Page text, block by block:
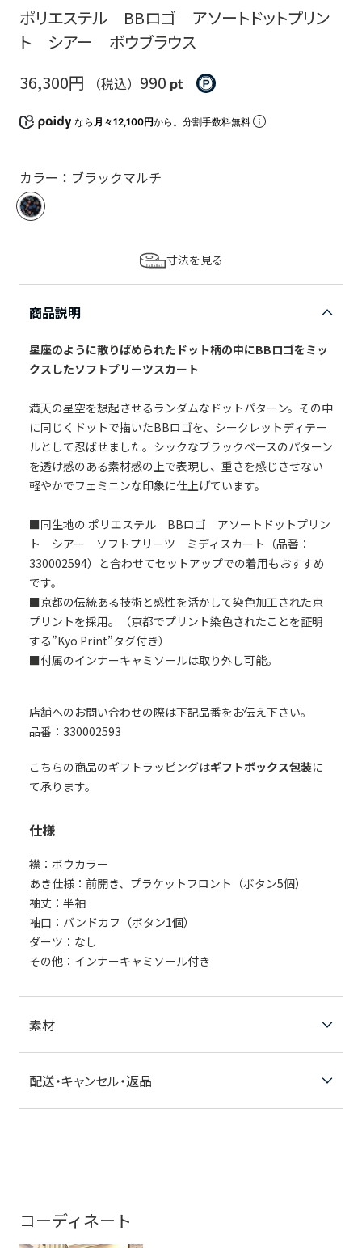
ポリエステル BBロゴ アソートドットプリン
ト シアー ボウブラウス
36,300円
（税込） 990 pt
なら 月々12,100円から。分割手数料無料
カラー：ブラックマルチ
寸法を見る
商品説明
星座のように散りばめられたドット柄の中にBBロゴをミッ
クスしたソフトプリーツスカート
満天の星空を想起させるランダムなドットパターン。その中
に同じくドットで描いたBBロゴを、シークレットディテー
ルとして忍ばせました。シックなブラックベースのパターン
を透け感のある素材感の上で表現し、重さを感じさせない
軽やかでフェミニンな印象に仕上げています。
■同生地の ポリエステル BBロゴ アソートドットプリン
ト シアー ソフトプリーツ ミディスカート（品番：
330002594）と合わせてセットアップでの着用もおすすめ
です。
■京都の伝統ある技術と感性を活かして染色加工された京
プリントを採用。（京都でプリント染色されたことを証明
する”Kyo Print”タグ付き）
■付属のインナーキャミソールは取り外し可能。
店舗へのお問い合わせの際は下記品番をお伝え下さい。
品番：330002593
こちらの商品のギフトラッピングはギフトボックス包装に
て承ります。
仕様
襟：ボウカラー
あき仕様：前開き、プラケットフロント（ボタン5個）
袖丈：半袖
袖口：バンドカフ（ボタン1個）
ダーツ：なし
その他：インナーキャミソール付き
素材
配送・キャンセル・返品
コーディネート